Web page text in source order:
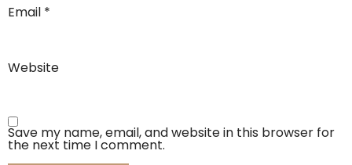
Email *
Website
Save my name, email, and website in this browser for
the next time I comment.